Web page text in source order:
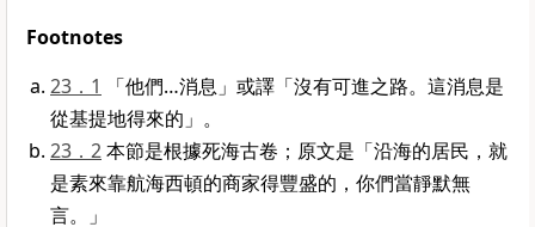
Footnotes
23．1
「他們…消息」或譯「沒有可進之路。這消息是
從基提地得來的」。
23．2本節是根據死海古卷；原文是「沿海的居民，就
是素來靠航海西頓的商家得豐盛的，你們當靜默無
言。」